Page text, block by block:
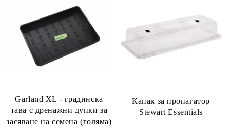
Garland XL - градинска
тава с дренажни дупки за
засяване на семена (голяма)
Капак за пропагатор
Stewart Essentials